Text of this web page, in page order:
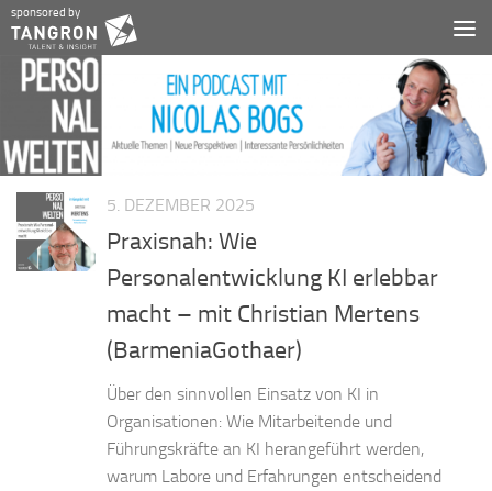
Zum Inhalt springen
sponsored by
5. DEZEMBER 2025
Praxisnah: Wie
Personalentwicklung KI erlebbar
macht – mit Christian Mertens
(BarmeniaGothaer)
Über den sinnvollen Einsatz von KI in
Organisationen: Wie Mitarbeitende und
Führungskräfte an KI herangeführt werden,
warum Labore und Erfahrungen entscheidend